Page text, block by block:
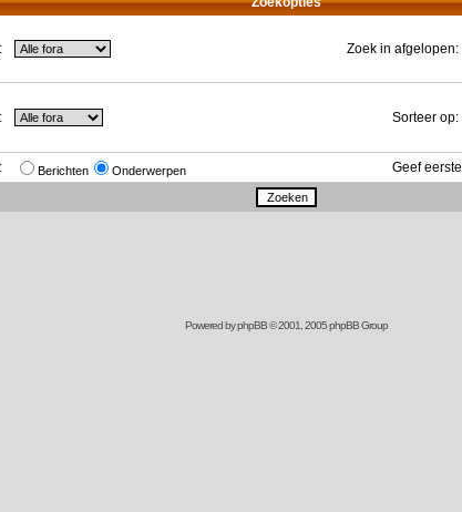
Zoek in afgelopen:
Sorteer op:
Berichten Onderwerpen Geef eerste
Powered byphpBB© 2001, 2005 phpBB Group